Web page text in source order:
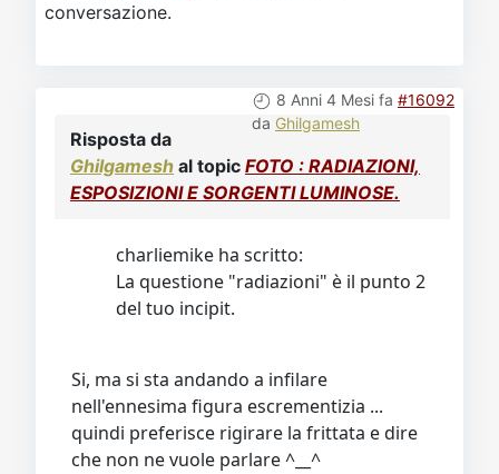
conversazione.
8 Anni 4 Mesi fa #16092
da Ghilgamesh
Risposta da
Ghilgamesh al topic FOTO : RADIAZIONI,
ESPOSIZIONI E SORGENTI LUMINOSE.
charliemike ha scritto:
La questione "radiazioni" è il punto 2
del tuo incipit.
Si, ma si sta andando a infilare
nell'ennesima figura escrementizia ...
quindi preferisce rigirare la frittata e dire
che non ne vuole parlare ^__^